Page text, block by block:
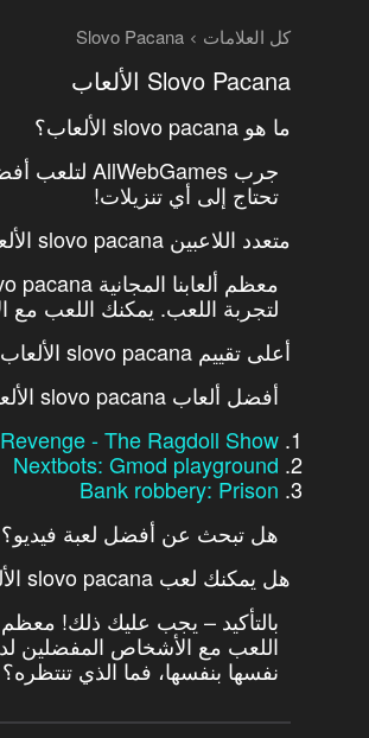
كل العلامات Slovo Pacana
Slovo Pacana الألعاب
ما هو slovo pacana الألعاب؟
تحتاج إلى أي تنزيلات!
متعدد اللاعبين slovo pacana الألعاب
لتجربة اللعب. يمكنك اللعب مع
أعلى تقييم slovo pacana الألعاب
أفضل ألعاب slovo pacana الألعاب المجانية على الإنترنت هي
- The Ragdoll Show!
Nextbots: Gmod playground
Bank robbery: Prison
هل تبحث عن أفضل لعبة فيديو؟
هل يمكنك لعب slovo pacana الألعاب مع أصدقائك؟
اللعب مع الأشخاص المفضلين
نفسها بنفسها، فما الذي تنتظره؟